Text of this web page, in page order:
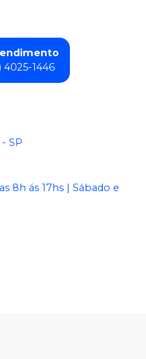
4025-1446
SP
8h ás 17hs | Sábado e